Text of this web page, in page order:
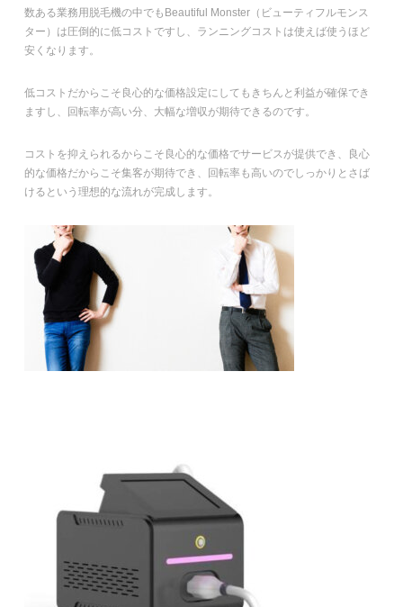
数ある業務用脱毛機の中でもBeautiful Monster（ビューティフルモンス
ター）は圧倒的に低コストですし、ランニングコストは使えば使うほど
安くなります。
低コストだからこそ良心的な価格設定にしてもきちんと利益が確保でき
ますし、回転率が高い分、大幅な増収が期待できるのです。
コストを抑えられるからこそ良心的な価格でサービスが提供でき、良心
的な価格だからこそ集客が期待でき、回転率も高いのでしっかりとさば
けるという理想的な流れが完成します。